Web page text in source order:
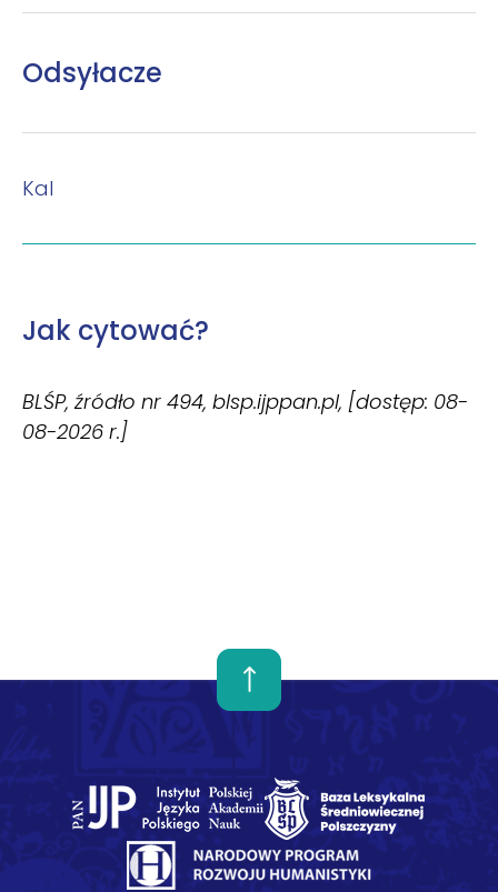
Odsyłacze
Kal
Jak cytować?
BLŚP, źródło nr 494, blsp.ijppan.pl, [dostęp: 08-
08-2026 r.]